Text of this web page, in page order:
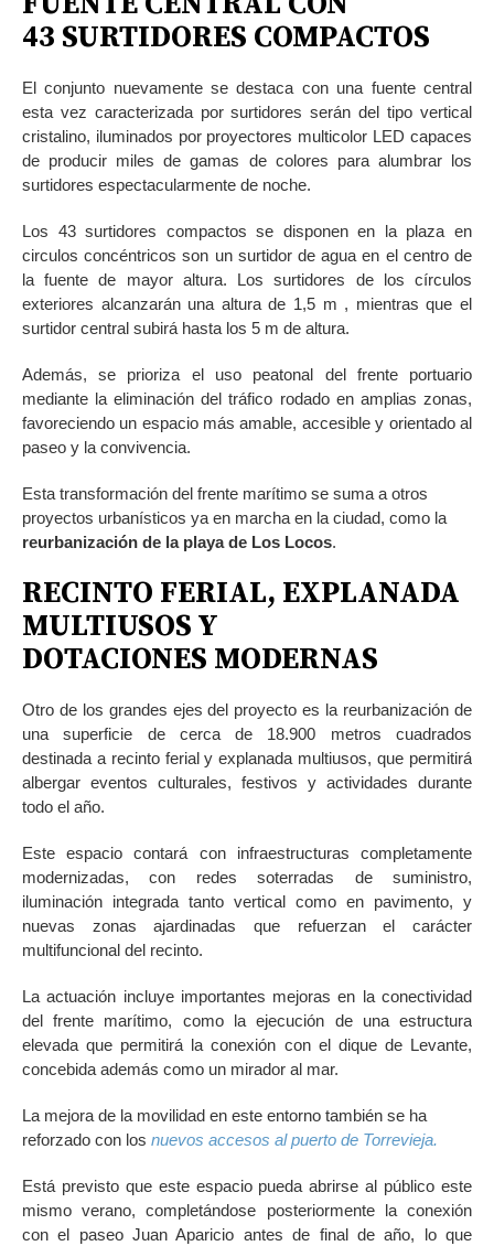
43 SURTIDORES COMPACTOS
El conjunto nuevamente se destaca con una fuente central
esta vez caracterizada por surtidores serán del tipo vertical
cristalino, iluminados por proyectores multicolor LED capaces
de producir miles de gamas de colores para alumbrar los
surtidores espectacularmente de noche.
Los 43 surtidores compactos se disponen en la plaza en
circulos concéntricos son un surtidor de agua en el centro de
la fuente de mayor altura. Los surtidores de los círculos
exteriores alcanzarán una altura de 1,5 m , mientras que el
surtidor central subirá hasta los 5 m de altura.
Además, se prioriza el uso peatonal del frente portuario
mediante la eliminación del tráfico rodado en amplias zonas,
favoreciendo un espacio más amable, accesible y orientado al
paseo y la convivencia.
Esta transformación del frente marítimo se suma a otros
proyectos urbanísticos ya en marcha en la ciudad, como la
reurbanización de la playa de Los Locos.
RECINTO FERIAL, EXPLANADA
MULTIUSOS Y
DOTACIONES MODERNAS
Otro de los grandes ejes del proyecto es la reurbanización de
una superficie de cerca de 18.900 metros cuadrados
destinada a recinto ferial y explanada multiusos, que permitirá
albergar eventos culturales, festivos y actividades durante
todo el año.
Este espacio contará con infraestructuras completamente
modernizadas, con redes soterradas de suministro,
iluminación integrada tanto vertical como en pavimento, y
nuevas zonas ajardinadas que refuerzan el carácter
multifuncional del recinto.
La actuación incluye importantes mejoras en la conectividad
del frente marítimo, como la ejecución de una estructura
elevada que permitirá la conexión con el dique de Levante,
concebida además como un mirador al mar.
La mejora de la movilidad en este entorno también se ha
reforzado con los nuevos accesos al puerto de Torrevieja.
Está previsto que este espacio pueda abrirse al público este
mismo verano, completándose posteriormente la conexión
con el paseo Juan Aparicio antes de final de año, lo que